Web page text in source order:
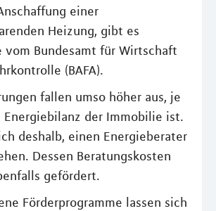
einer
Heizung, gibt es
vom Bundesamt für Wirtschaft
(BAFA).
fallen umso höher aus, je
Energiebilanz der Immobilie ist.
deshalb, einen Energieberater
Dessen Beratungskosten
gefördert.
Förderprogramme lassen sich